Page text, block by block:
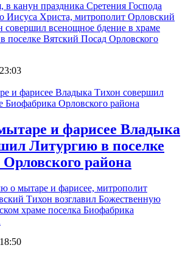
в канун праздника Сретения Господа
Иисуса Христа, митрополит Орловский
совершил всенощное бдение в храме
поселке Вятский Посад Орловского
и фарисее Владыка
Литургию в поселке
района
о мытаре и фарисее, митрополит
Тихон возглавил Божественную
храме поселка Биофабрика